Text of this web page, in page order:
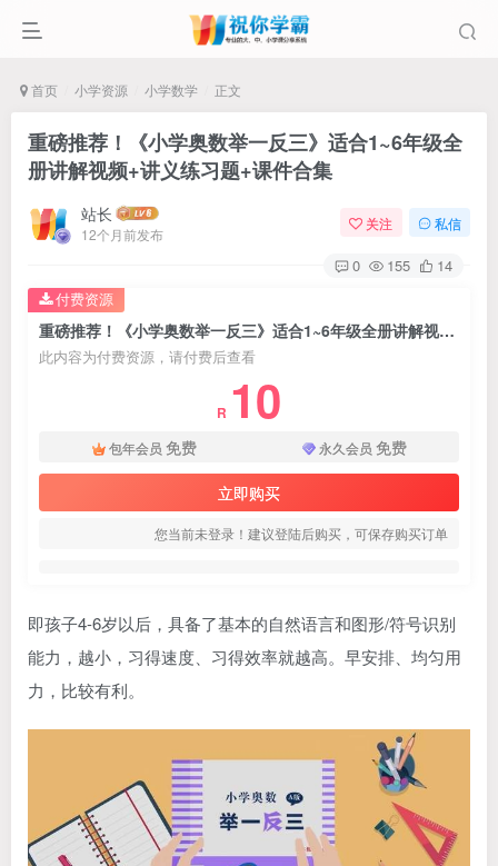
首页 小学资源 小学数学 正文
重磅推荐！《小学奥数举一反三》适合1~6年级全
册讲解视频+讲义练习题+课件合集
站长
12个月前发布
关注 私信
0 155 14
重磅推荐！《小学奥数举一反三》适合1~6年级全册讲解视频+讲义练习题+课件合集
此内容为付费资源，请付费后查看
R 10
包年会员 免费 永久会员 免费
立即购买
您当前未登录！建议登陆后购买，可保存购买订单
付费资源
即孩子4-6岁以后，具备了基本的自然语言和图形/符号识别
能力，越小，习得速度、习得效率就越高。早安排、均匀用
力，比较有利。